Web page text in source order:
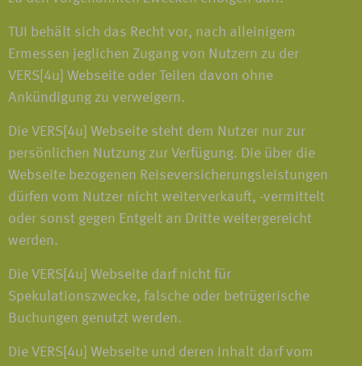
TUI behält sich das Recht vor, nach alleinigem
Ermessen jeglichen Zugang von Nutzern zu der
VERS[4u] Webseite oder Teilen davon ohne
Ankündigung zu verweigern.
Die VERS[4u] Webseite steht dem Nutzer nur zur
persönlichen Nutzung zur Verfügung. Die über die
Webseite bezogenen Reiseversicherungsleistungen
dürfen vom Nutzer nicht weiterverkauft, -vermittelt
oder sonst gegen Entgelt an Dritte weitergereicht
werden.
Die VERS[4u] Webseite darf nicht für
Spekulationszwecke, falsche oder betrügerische
Buchungen genutzt werden.
Die VERS[4u] Webseite und deren Inhalt darf vom